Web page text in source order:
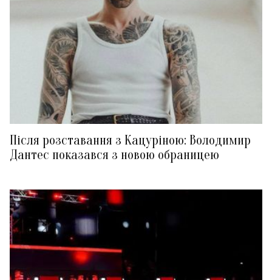
Після розставання з Кацуріною: Володимир
Дантес показався з новою обраницею